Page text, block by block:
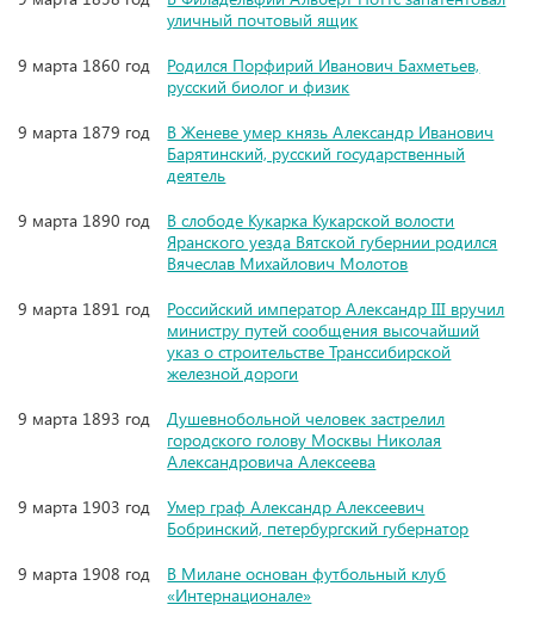
уличный почтовый ящик
9 марта 1860 год
Родился Порфирий Иванович Бахметьев,
русский биолог и физик
9 марта 1879 год
В Женеве умер князь Александр Иванович
Барятинский, русский государственный
деятель
9 марта 1890 год
В слободе Кукарка Кукарской волости
Яранского уезда Вятской губернии родился
Вячеслав Михайлович Молотов
9 марта 1891 год
Российский император Александр III вручил
министру путей сообщения высочайший
указ о строительстве Транссибирской
железной дороги
9 марта 1893 год
Душевнобольной человек застрелил
городского голову Москвы Николая
Александровича Алексеева
9 марта 1903 год
Умер граф Александр Алексеевич
Бобринский, петербургский губернатор
9 марта 1908 год
В Милане основан футбольный клуб
«Интернационале»